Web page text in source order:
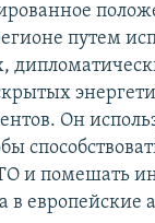
путем
Он
и помешать
в европейские